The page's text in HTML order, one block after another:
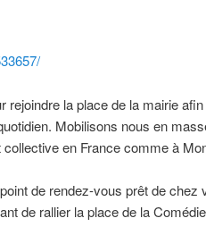
la place de la mairie
Mobilisons nous en
en France comme à
de rendez-vous prêt de chez
de rallier la place de la